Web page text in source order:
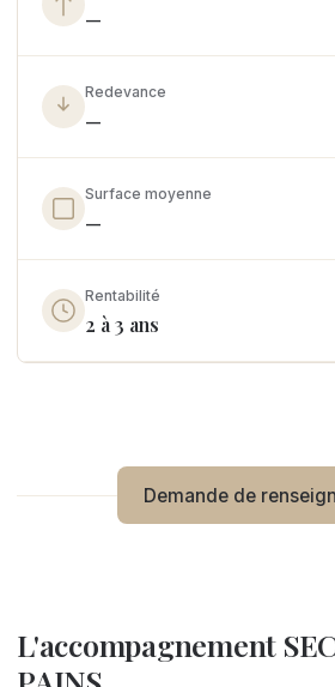
—
Redevance
—
Surface moyenne
—
Rentabilité
2 à 3 ans
Demande de
L'accompagnement